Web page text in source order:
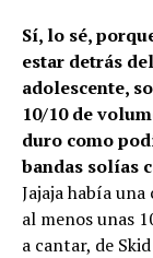
Sí, lo sé,
estar detrás
adolescente,
10/10 de
duro como
bandas solías
Jajaja había
al menos unas
a cantar, de